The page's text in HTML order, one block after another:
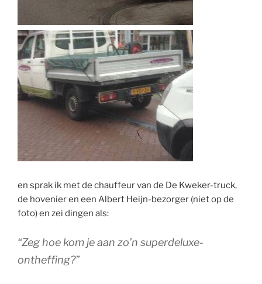
en sprak ik met de chauffeur van de De Kweker-truck,
de hovenier en een Albert Heijn-bezorger (niet op de
foto) en zei dingen als:
“Zeg hoe kom je aan zo’n superdeluxe-
ontheffing?”